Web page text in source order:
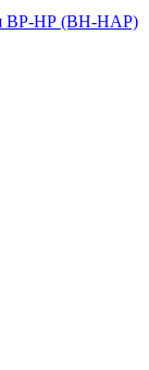
ВР-НР (ВН-НАР)